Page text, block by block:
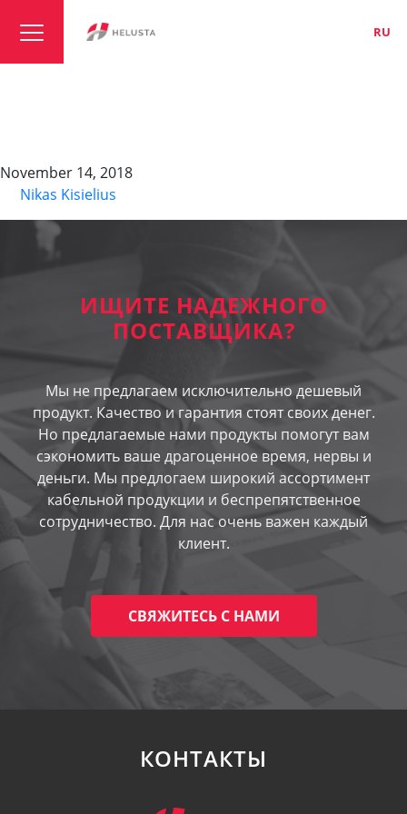
RU
November 14, 2018
Nikas Kisielius
ИЩИТЕ НАДЕЖНОГО
ПОСТАВЩИКА?
Мы не предлагаем исключительно дешевый
продукт. Качество и гарантия стоят своих денег.
Но предлагаемые нами продукты помогут вам
сэкономить ваше драгоценное время, нервы и
деньги. Мы предлогаем широкий ассортимент
кабельной продукции и беспрепятственное
сотрудничество. Для нас очень важен каждый
клиент.
СВЯЖИТЕСЬ С НАМИ
КОНТАКТЫ